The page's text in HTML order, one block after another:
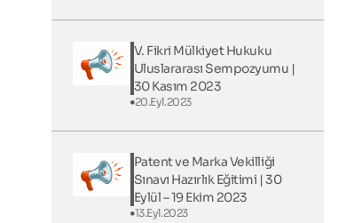
V. Fikri Mülkiyet Hukuku
Uluslararası Sempozyumu |
30 Kasım 2023
20.Eyl.2023
Patent ve Marka Vekilliği
Sınavı Hazırlık Eğitimi | 30
Eylül – 19 Ekim 2023
13.Eyl.2023